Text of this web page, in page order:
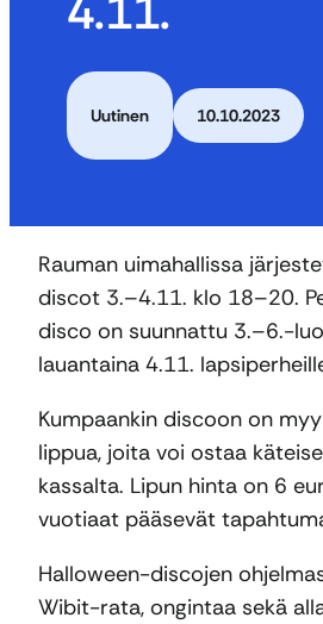
Uutinen 10.10.2023
Rauman uimahallissa
discot 3.–4.11. klo 18–20.
disco on suunnattu 3.–6.-
lauantaina 4.11.
Kumpaankin discoon on
lippua, joita voi ostaa
kassalta. Lipun hinta on 6
vuotiaat pääsevät
Halloween-discojen
Wibit-rata, ongintaa sekä